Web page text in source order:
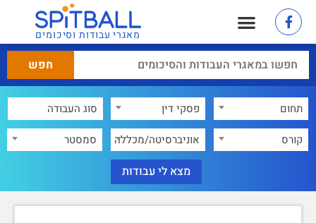
מאגרי עבודות וסיכומים
תחום
פסקי דין
קורס
אוניברסיטה/מכללה סמסטר